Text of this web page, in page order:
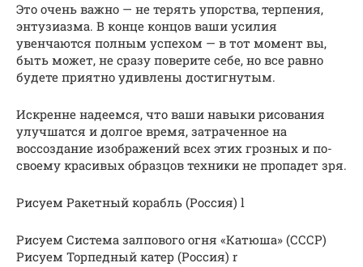
Это очень важно — не терять упорства, терпения,
энтузиазма. В конце концов ваши усилия
увенчаются полным успехом — в тот момент вы,
быть может, не сразу поверите себе, но все равно
будете приятно удивлены достигнутым.
Искренне надеемся, что ваши навыки рисования
улучшатся и долгое время, затраченное на
воссоздание изображений всех этих грозных и по-
своему красивых образцов техники не пропадет зря.
Рисуем Ракетный корабль (Россия) l
Рисуем Система залпового огня «Катюша» (СССР)
Рисуем Торпедный катер (Россия) r